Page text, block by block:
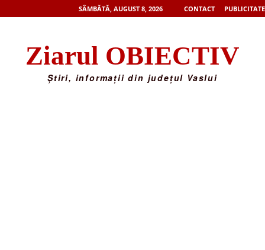
SÂMBĂTĂ, AUGUST 8, 2026 CONTACT PUBLICITATE
Ziarul OBIECTIV
Știri, informații din județul Vaslui